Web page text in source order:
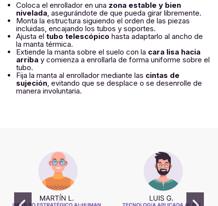
Coloca el enrollador en una zona estable y bien
nivelada, asegurándote de que pueda girar libremente.
Monta la estructura siguiendo el orden de las piezas
incluidas, encajando los tubos y soportes.
Ajusta el tubo telescópico hasta adaptarlo al ancho de
la manta térmica.
Extiende la manta sobre el suelo con la cara lisa hacia
arriba y comienza a enrollarla de forma uniforme sobre el
tubo.
Fija la manta al enrollador mediante las cintas de
sujeción, evitando que se desplace o se desenrolle de
manera involuntaria.